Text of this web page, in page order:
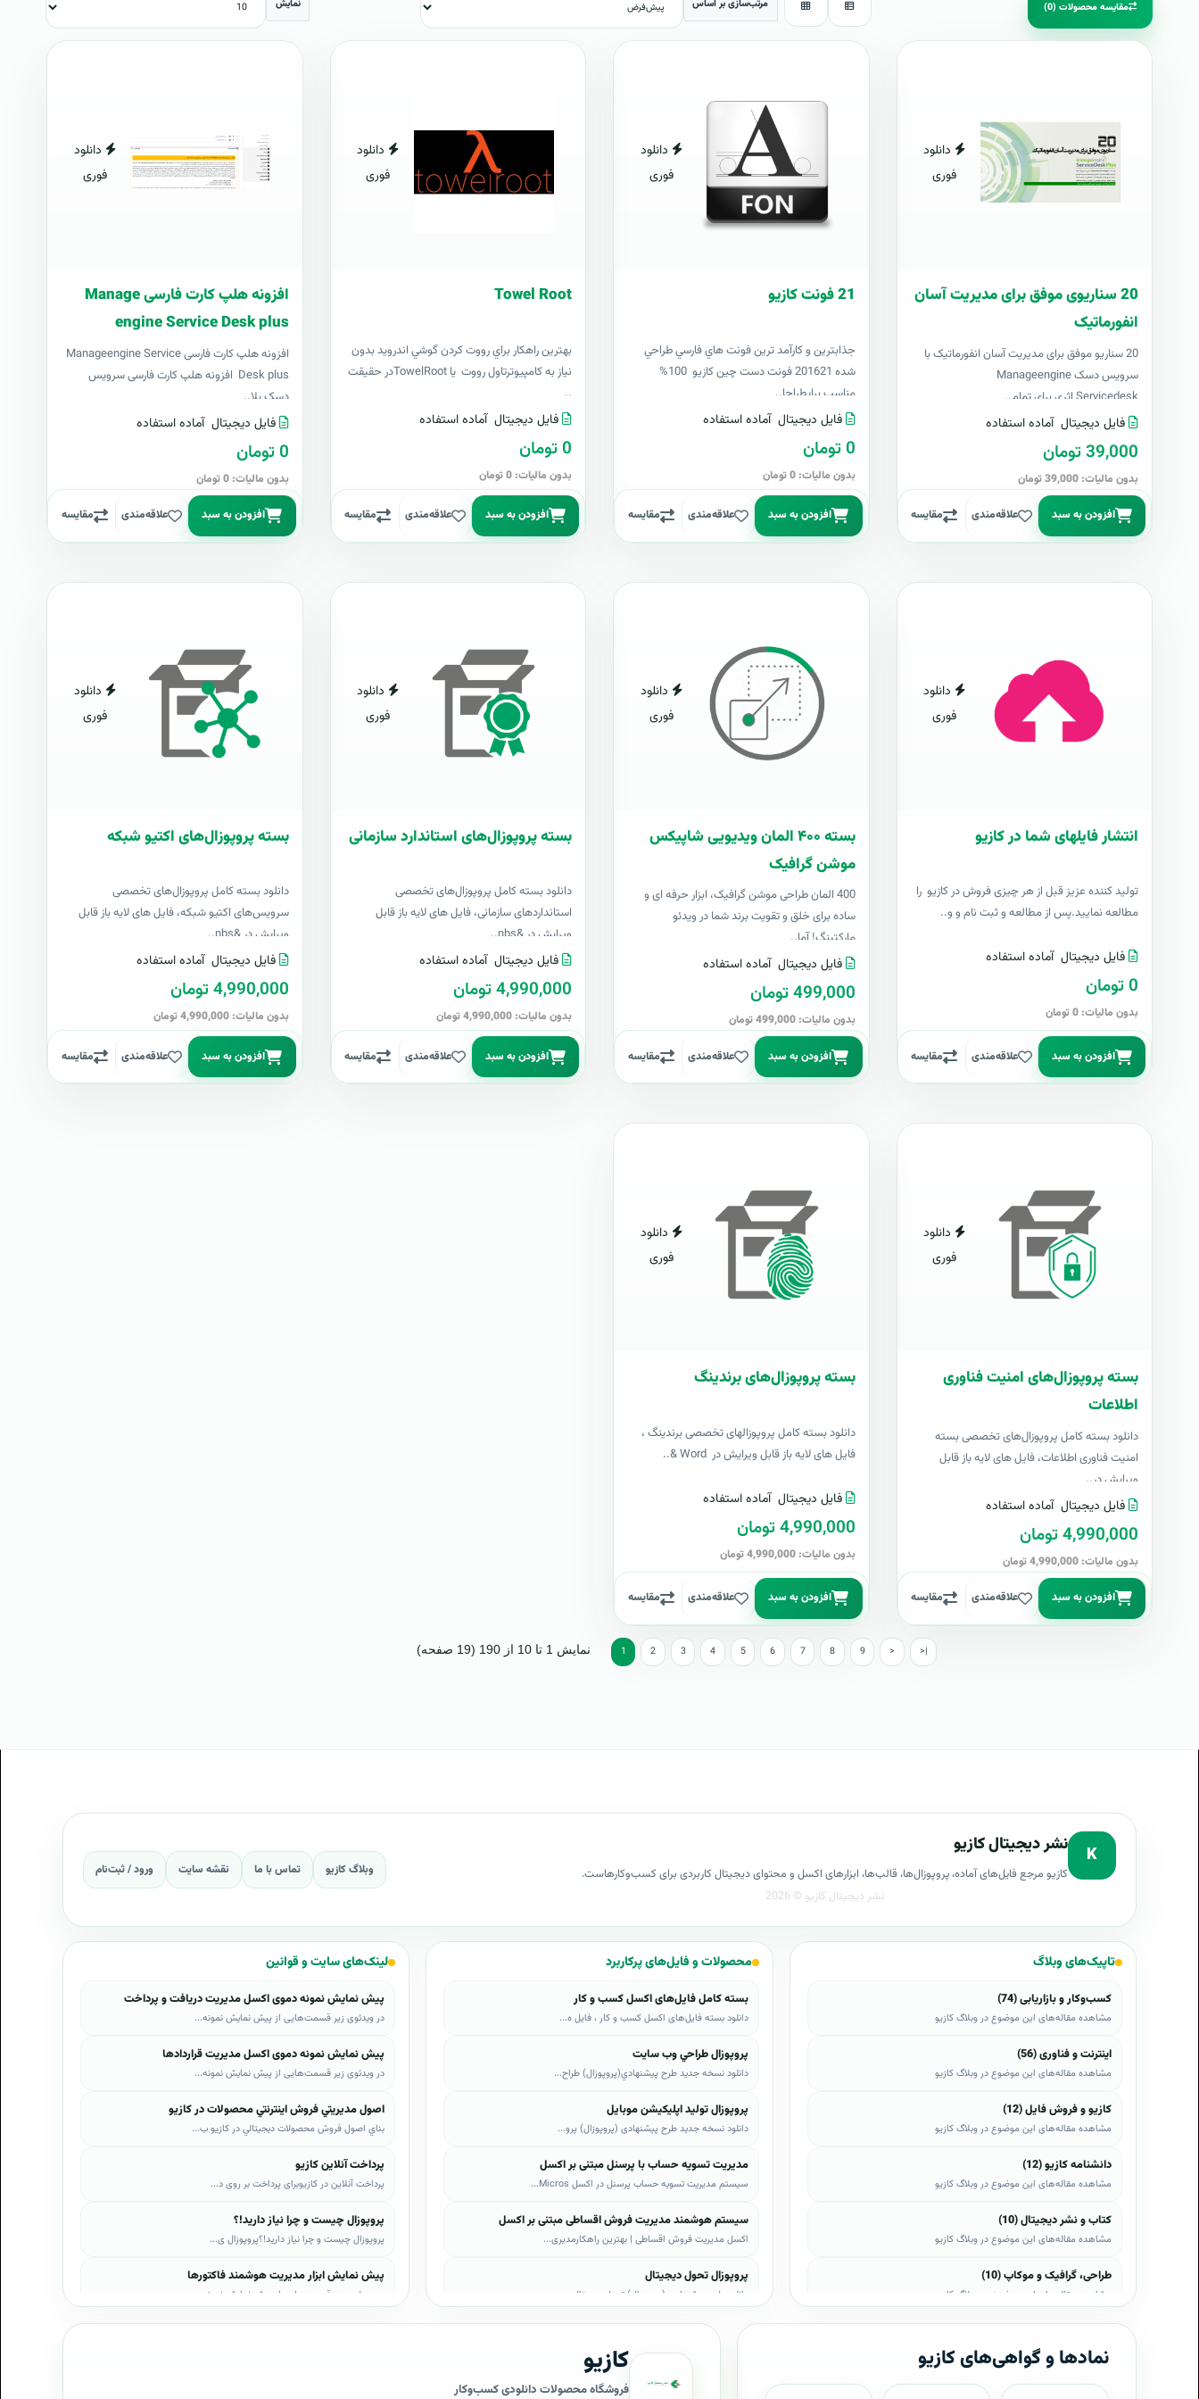
مقایسه محصولات (0) مرتب‌سازی بر اساس نمایش
دانلود
فوری
20 سناریوی موفق برای مدیریت آسان
انفورماتیک
20 سناریو موفق برای مدیریت آسان انفورماتیک با
سرویس دسک Manageengine
Servicedesk اثری برای تمام..
فایل دیجیتال آماده استفاده
39,000 تومان
بدون مالیات: 39,000 تومان
افزودن به سبد علاقه‌مندی مقایسه
دانلود
فوری
21 فونت کازيو
جذابترين و کارآمد ترين فونت هاي فارسي طراحي
شده 201621 فونت دست چين کازيو 100%
مناسب برايطراحا..
فایل دیجیتال آماده استفاده
0 تومان
بدون مالیات: 0 تومان
افزودن به سبد علاقه‌مندی مقایسه
دانلود
فوری
Towel Root
بهترين راهکار براي رووت کردن گوشي اندرويد بدون
نياز به کامپيوترتاول رووت يا TowelRootدر حقيقت
..
فایل دیجیتال آماده استفاده
0 تومان
بدون مالیات: 0 تومان
افزودن به سبد علاقه‌مندی مقایسه
دانلود
فوری
افزونه هلپ کارت فارسی Manage
engine Service Desk plus
افزونه هلپ کارت فارسی Manageengine Service
Desk plus افزونه هلپ کارت فارسی سرویس
دسک پلا..
فایل دیجیتال آماده استفاده
0 تومان
بدون مالیات: 0 تومان
افزودن به سبد علاقه‌مندی مقایسه
دانلود
فوری
انتشار فایلهای شما در کازیو
توليد کننده عزيز قبل از هر چیزی فروش در کازیو را
مطالعه نمایید.پس از مطالعه و ثبت نام و و..
فایل دیجیتال آماده استفاده
0 تومان
بدون مالیات: 0 تومان
افزودن به سبد علاقه‌مندی مقایسه
دانلود
فوری
بسته ۴۰۰ المان ویدیویی شاپیکس
موشن گرافیک
400 المان طراحی موشن گرافیک، ابزار حرفه ای و
ساده برای خلق و تقویت برند شما در ویدئو
مارکتینگ! آما..
فایل دیجیتال آماده استفاده
499,000 تومان
بدون مالیات: 499,000 تومان
افزودن به سبد علاقه‌مندی مقایسه
دانلود
فوری
بسته پروپوزال‌های استاندارد سازمانی
دانلود بسته کامل پروپوزال‌های تخصصی
استانداردهای سازمانی، فایل های لایه باز قابل
ویرایش در &nbs..
فایل دیجیتال آماده استفاده
4,990,000 تومان
بدون مالیات: 4,990,000 تومان
افزودن به سبد علاقه‌مندی مقایسه
دانلود
فوری
بسته پروپوزال‌های اکتیو شبکه
دانلود بسته کامل پروپوزال‌های تخصصی
سرویس‌های اکتیو شبکه، فایل های لایه باز قابل
ویرایش در &nbs..
فایل دیجیتال آماده استفاده
4,990,000 تومان
بدون مالیات: 4,990,000 تومان
افزودن به سبد علاقه‌مندی مقایسه
دانلود
فوری
بسته پروپوزال‌های امنیت فناوری
اطلاعات
دانلود بسته کامل پروپوزال‌های تخصصی بسته
امنیت فناوری اطلاعات، فایل های لایه باز قابل
ویرایش در..
فایل دیجیتال آماده استفاده
4,990,000 تومان
بدون مالیات: 4,990,000 تومان
افزودن به سبد علاقه‌مندی مقایسه
دانلود
فوری
بسته پروپوزال‌های برندینگ
دانلود بسته کامل پروپوزالهای تخصصی برندینگ ،
فایل های لایه باز قابل ویرایش در Word &..
فایل دیجیتال آماده استفاده
4,990,000 تومان
بدون مالیات: 4,990,000 تومان
افزودن به سبد علاقه‌مندی مقایسه
1 2 3 4 5 6 7 8 9 > >| نمایش 1 تا 10 از 190 (19 صفحه)
K نشر دیجیتال کازیو
کازیو مرجع فایل‌های آماده، پروپوزال‌ها، قالب‌ها، ابزارهای اکسل و محتوای دیجیتال کاربردی برای کسب‌وکارهاست. وبلاگ کازیو تماس با ما نقشه سایت ورود / ثبت‌نام
تاپیک‌های وبلاگ
کسب‌وکار و بازاریابی (74)
مشاهده مقاله‌های این موضوع در وبلاگ کازیو
اینترنت و فناوری (56)
مشاهده مقاله‌های این موضوع در وبلاگ کازیو
کازیو و فروش فایل (12)
مشاهده مقاله‌های این موضوع در وبلاگ کازیو
دانشنامه کازیو (12)
مشاهده مقاله‌های این موضوع در وبلاگ کازیو
کتاب و نشر دیجیتال (10)
مشاهده مقاله‌های این موضوع در وبلاگ کازیو
طراحی، گرافیک و موکاپ (10)
مشاهده مقاله‌های این موضوع در وبلاگ کازیو
مشاهده مقاله‌های این موضوع در وبلاگ کازیو
موبایل و اندروید (6)
محصولات و فایل‌های پرکاربرد
بسته کامل فایل‌های اکسل کسب و کار
دانلود بسته فایل‌های اکسل کسب و کار ، فایل ه...
پروپوزال طراحي وب سايت
دانلود نسخه جدید طرح پيشنهادي(پروپوزال) طراح...
پروپوزال تولید اپلیکیشن موبایل
دانلود نسخه جدید طرح پیشنهادی (پروپوزال) پرو...
مدیریت تسویه حساب با پرسنل مبتنی بر اکسل
سیستم مدیریت تسویه حساب پرسنل در اکسل Micros...
سیستم هوشمند مدیریت فروش اقساطی مبتنی بر اکسل
اکسل مدیریت فروش اقساطی | بهترین راهکارمدیری...
پروپوزال تحول دیجیتال
دانلود طرح پیشنهادی (پروپوزال) تحول دیجیتال،...
پروپوزال AI
دانلود طرح پيشنهادي(پروپوزال) هوش مصنوعی (AI...
پروپوزال بیزاجی
لینک‌های سایت و قوانین
پیش نمایش نمونه دموی اکسل مدیریت دریافت و پرداخت
در ویدئوی زیر قسمت‌هایی از پیش نمایش نمونه...
پیش نمایش نمونه دموی اکسل مدیریت قراردادها
در ویدئوی زیر قسمت‌هایی از پیش نمایش نمونه...
اصول مديريتي فروش اينترنتي محصولات در کازيو
بناي اصول فروش محصولات ديجيتالي در کازيو ب...
پرداخت آنلاین کازیو
پرداخت آنلاین در کازیوبرای پرداخت بر روی د...
پروپوزال چیست و چرا نیاز دارید!؟
پروپوزال چیست و چرا نیاز دارید!؟پروپوزال ی...
پیش نمایش ابزار مدیریت هوشمند فاکتورها
در ویدئوی زیر قسمت‌هایی از پیش نمایش نمونه...
نمادها و گواهی‌های کازیو کازیو
فروشگاه محصولات دانلودی کسب‌وکار